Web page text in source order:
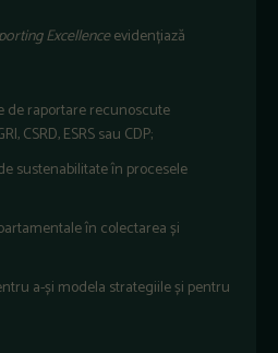
Excellenceevidențiază
de raportare recunoscute
CSRD, ESRS sau CDP;
sustenabilitate în procesele
în colectarea și
a-și modela strategiile și pentru